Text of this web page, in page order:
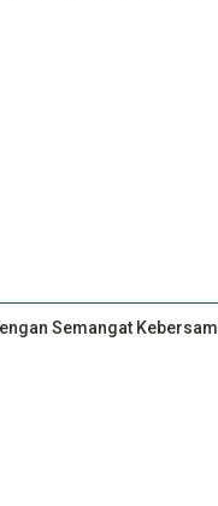
Semangat